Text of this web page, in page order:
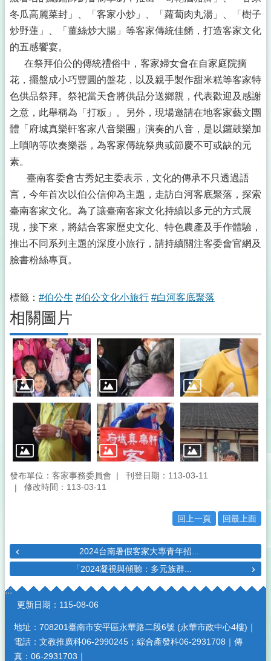
冬瓜高麗菜封」、「客家小炒」、「蘿蔔肉丸湯」、「樹子
炒野蓮」、「薑絲炒大腸」等客家傳統佳餚，打造客家文化
的五感饗宴。
在祭拜伯公的傳統禮俗中，客家婦女會在自家庭院摘
花，擺盤成小巧豐圓的盤花，以及親手製作甜米糕等客家特
色供品祭拜。祭祀當天會將供品分送鄉親，代表歡迎及感謝
之意，此舉稱為「打粄」。另外，現場邀請在地客家藝文團
體「府城真樂軒客家八音樂團」演奏的八音，是以鑼鼓樂加
上嗩吶等吹奏樂器，為客家傳統祭典或節慶不可或缺的元
素。
臺南客委會古秀妃主委表示，文化的傳承不只透過語
言，今年首次以伯公信仰為主題，走訪白河客底聚落，探索
臺南客家文化。為了讓臺南客家文化持續以多元的方式展
現，接下來，將結合客家歷史文化、特色農產及手作體驗，
推出不同系列主題的深度小旅行，請持續關注客委會官網及
臉書粉絲專頁。
標籤： #伯公生 #伯公文化小旅行 #白河客底聚落
相關圖片
發布單位：客家事務委員會
刊登日期：113-03-11
修改時間：113-03-11
回上一頁 回最上面
2024台南暑假客家大專青年招...
「2024凝視與傾聽：多元族群...
:::
更新日期： 115-08-06
地址：708201臺南市安平區永華路二段6號 (永華市政中心4樓)｜
電話：文教推廣科06-2990245；綜合產發科06-2931708｜傳
真：06-2931703｜